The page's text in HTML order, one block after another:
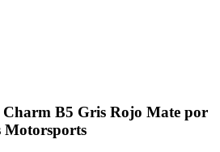
B5 Gris Rojo Mate por
Motorsports